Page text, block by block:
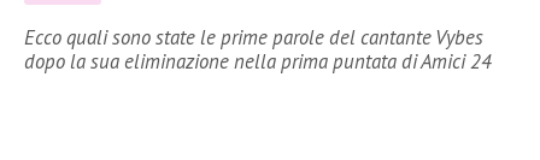
Ecco quali sono state le prime parole del cantante Vybes
dopo la sua eliminazione nella prima puntata di Amici 24